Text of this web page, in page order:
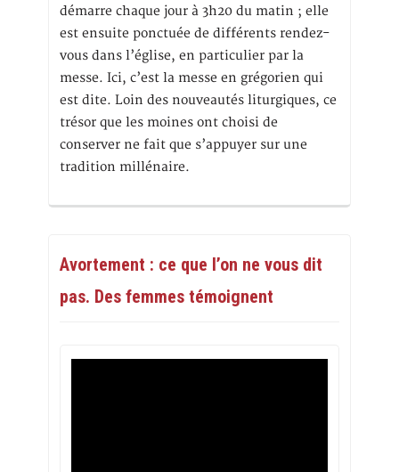
démarre chaque jour à 3h20 du matin ; elle
est ensuite ponctuée de différents rendez-
vous dans l’église, en particulier par la
messe. Ici, c’est la messe en grégorien qui
est dite. Loin des nouveautés liturgiques, ce
trésor que les moines ont choisi de
conserver ne fait que s’appuyer sur une
tradition millénaire.
Avortement : ce que l’on ne vous dit
pas. Des femmes témoignent